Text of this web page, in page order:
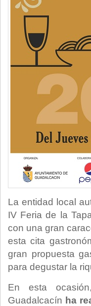
La entidad local
IV Feria de la
con una gran
esta cita
gran propuesta
para degustar la
En esta
Guadalcacín ha